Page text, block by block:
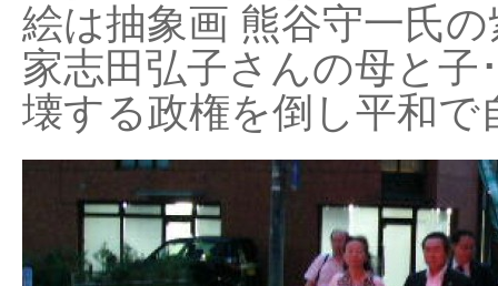
絵は抽象画 熊谷守一氏
家志田弘子さんの母と子
壊する政権を倒し平和